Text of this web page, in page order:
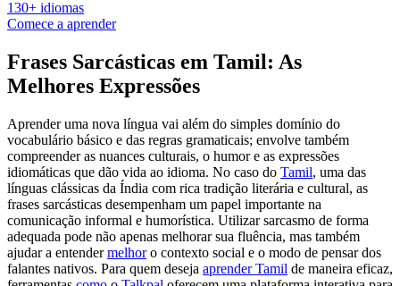
130+ idiomas
Comece a aprender
Frases Sarcásticas em Tamil: As
Melhores Expressões
Aprender uma nova língua vai além do simples domínio do
vocabulário básico e das regras gramaticais; envolve também
compreender as nuances culturais, o humor e as expressões
idiomáticas que dão vida ao idioma. No caso do Tamil, uma das
línguas clássicas da Índia com rica tradição literária e cultural, as
frases sarcásticas desempenham um papel importante na
comunicação informal e humorística. Utilizar sarcasmo de forma
adequada pode não apenas melhorar sua fluência, mas também
ajudar a entendermelhoro contexto social e o modo de pensar dos
falantes nativos. Para quem deseja aprender Tamil de maneira eficaz,